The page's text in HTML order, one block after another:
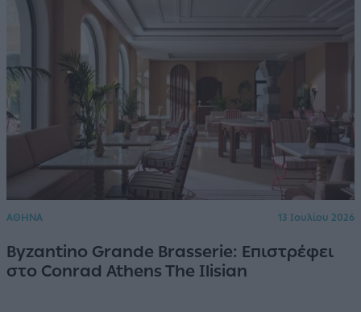
ΑΘΗΝΑ 13 Ιουλίου 2026
Byzantino Grande Brasserie: Επιστρέφει
στο Conrad Athens The Ilisian